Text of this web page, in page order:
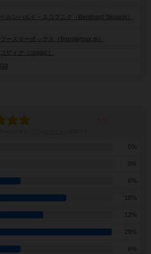
ベルンハルド・スコプニク（Bernhard Skopnik）
ブースターボックス（Boosterbox.nl）
コザイク（cosaic）
G3
0%
0%
6%
18%
12%
29%
6%